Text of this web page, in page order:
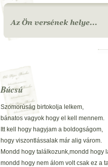
Búcsú
Szomorúság birtokolja lelkem,
bánatos vagyok hogy el kell mennem.
Itt kell hogy hagyjam a boldogságom,
hogy viszontlássalak már alig várom.
Mondd hogy találkozunk,mondd hogy
mondd hogy nem álom volt csak ez a